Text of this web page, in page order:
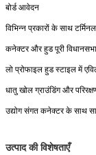
बोर्ड आवेदन
विभिन्न प्रकारों के साथ
कनेक्टर और हुड पूरी
लो प्रोफाइल हुड स्टाइल में
धातु खोल ग्राउंडिंग और
उद्योग संगत कनेक्टर के साथ
उत्पाद की विशेषताएँ